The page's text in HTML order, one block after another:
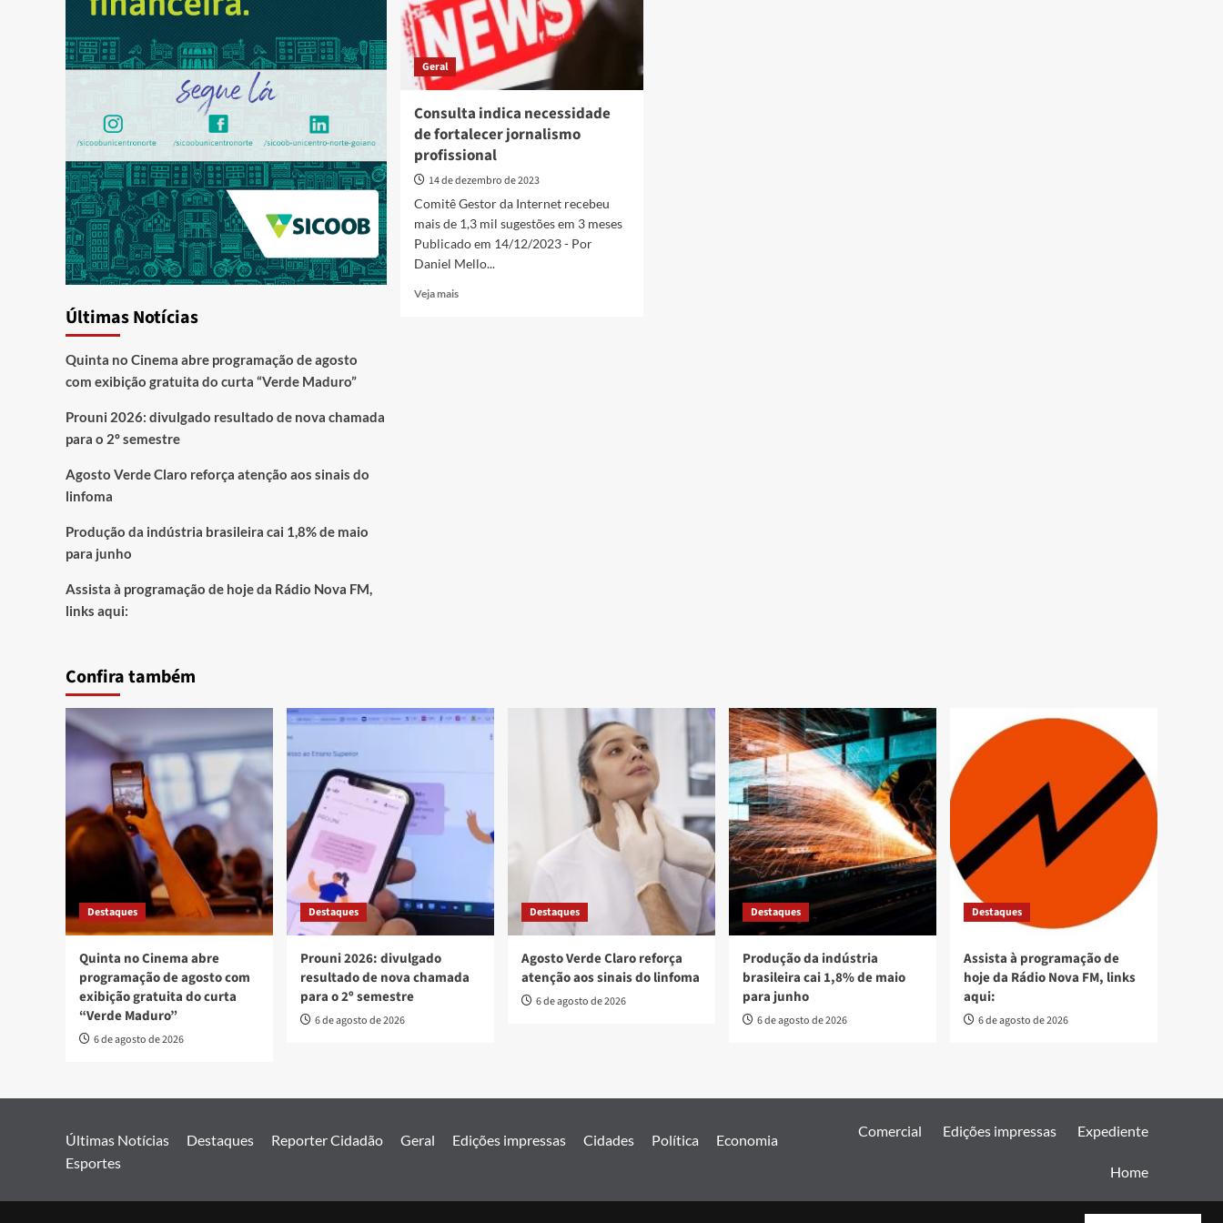
Geral
Consulta indica necessidade
de fortalecer jornalismo
profissional
14 de dezembro de 2023
Comitê Gestor da Internet recebeu
mais de 1,3 mil sugestões em 3 meses
Publicado em 14/12/2023 - Por
Daniel Mello...
Veja maisRead
Últimas Notícias
Quinta no Cinema abre programação de agosto
com exibição gratuita do curta “Verde Maduro”
Prouni 2026: divulgado resultado de nova chamada
para o 2º semestre
Agosto Verde Claro reforça atenção aos sinais do
linfoma
Produção da indústria brasileira cai 1,8% de maio
para junho
Assista à programação de hoje da Rádio Nova FM,
links aqui:
Confira também
Destaques
Quinta no Cinema abre
programação de agosto com
exibição gratuita do curta
“Verde Maduro”
6 de agosto de 2026
Destaques
Prouni 2026: divulgado
resultado de nova chamada
para o 2º semestre
6 de agosto de 2026
Destaques
Agosto Verde Claro reforça
atenção aos sinais do linfoma
6 de agosto de 2026
Destaques
Produção da indústria
brasileira cai 1,8% de maio
para junho
6 de agosto de 2026
Destaques
Assista à programação de
hoje da Rádio Nova FM, links
aqui:
6 de agosto de 2026
Últimas Notícias Destaques Reporter Cidadão Geral Edições impressas Cidades Política
Economia
Esportes
Comercial Edições impressas Expediente
Home